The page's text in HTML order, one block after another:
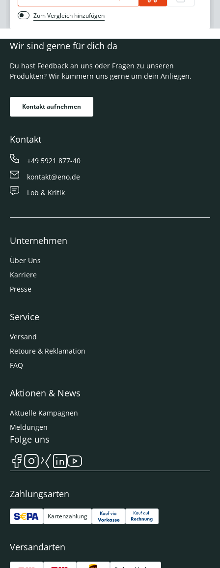
Zum Vergleich hinzufügen
Wir sind gerne für dich da
Du hast Feedback an uns oder Fragen zu unseren
Produkten? Wir kümmern uns gerne um dein Anliegen.
Kontakt aufnehmen
Kontakt
+49 5921 877-40
kontakt@eno.de
Lob & Kritik
Unternehmen
Über Uns
Karriere
Presse
Service
Versand
Retoure & Reklamation
FAQ
Aktionen & News
Aktuelle Kampagnen
Meldungen
Zahlungsarten
Kartenzahlung
Versandarten
Folge uns